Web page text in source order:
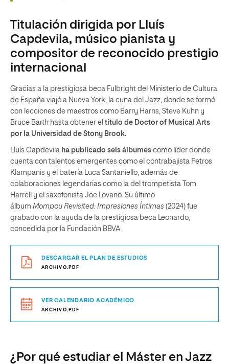
Titulación dirigida por Lluís
Capdevila, músico pianista y
compositor de reconocido prestigio
internacional
Gracias a la prestigiosa beca Fulbright del Ministerio de Cultura
de España viajó a Nueva York, la cuna del Jazz, donde se formó
con lecciones de maestros como Barry Harris, Steve Kuhn y
Bruce Barth hasta obtener el título de Doctor of Musical Arts
por la Universidad de Stony Brook.
Lluís Capdevila ha publicado seis álbumes como líder donde
cuenta con talentos emergentes como el contrabajista Petros
Klampanis y el batería Luca Santaniello, además de
colaboraciones legendarias como la del trompetista Tom
Harrell y el saxofonista Joe Lovano. Su último
álbum Mompou Revisited: Impresiones Íntimas (2024) fue
grabado con la ayuda de la prestigiosa beca Leonardo,
concedida por la Fundación BBVA.
DESCARGAR EL PLAN DE ESTUDIOS
ARCHIVO.PDF
VER CALENDARIO ACADÉMICO
ARCHIVO.PDF
¿Por qué estudiar el Máster en Jazz